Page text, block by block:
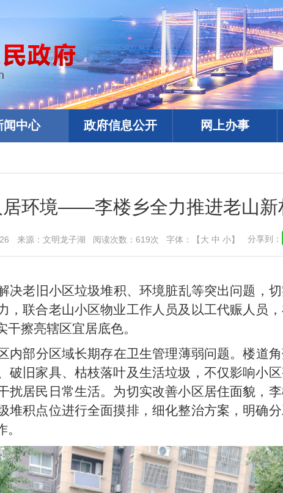
闻中心 政府信息公开 网上办事
居环境——李楼乡全力推进老山新
来源： 文明龙子湖 阅读次数： 619次 字体：【大 中 小】 分享到：
决老旧小区垃圾堆积、环境脏乱等突出问题，
联合老山小区物业工作人员及以工代赈人员，
擦亮辖区宜居底色。
内部分区域长期存在卫生管理薄弱问题。楼道角
破旧家具、枯枝落叶及生活垃圾，不仅影响小
扰居民日常生活。为切实改善小区居住面貌，
堆积点位进行全面摸排，细化整治方案，明确